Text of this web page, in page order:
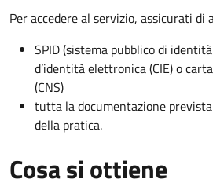
Per accedere al servizio, assicurati di
SPID (sistema pubblico di
d’identità elettronica (CIE) o
(CNS)
tutta la documentazione
della pratica.
Cosa si ottiene